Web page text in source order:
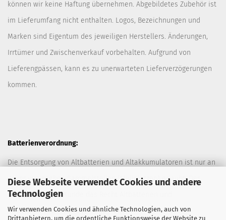
Diese Webseite verwendet Cookies und andere
Technologien
Wir verwenden Cookies und ähnliche Technologien, auch von
Drittanbietern, um die ordentliche Funktionsweise der Website zu
können wir keine Haftung übernehmen. Abgebildetes Zubehör ist
im Lieferumfang nicht enthalten. Logos, Bezeichnungen und
Marken sind Eigentum des jeweiligen Herstellers. Änderungen,
Irrtümer und Zwischenverkauf vorbehalten. Aufgrund von
Lieferengpässen, kann es zu unerwarteten Lieferverzögerungen
kommen.
Batterienverordnung:
Die Entsorgung von Altbatterien und Altakkumulatoren ist nur an
davor vorgesehen Sammelstellen (Müllplätzen) erlaubt. Des
Weiteren hat der Kunde das Recht Altbatterien und
Altakkumulatoren ausreichend frankiert an den Anbieter